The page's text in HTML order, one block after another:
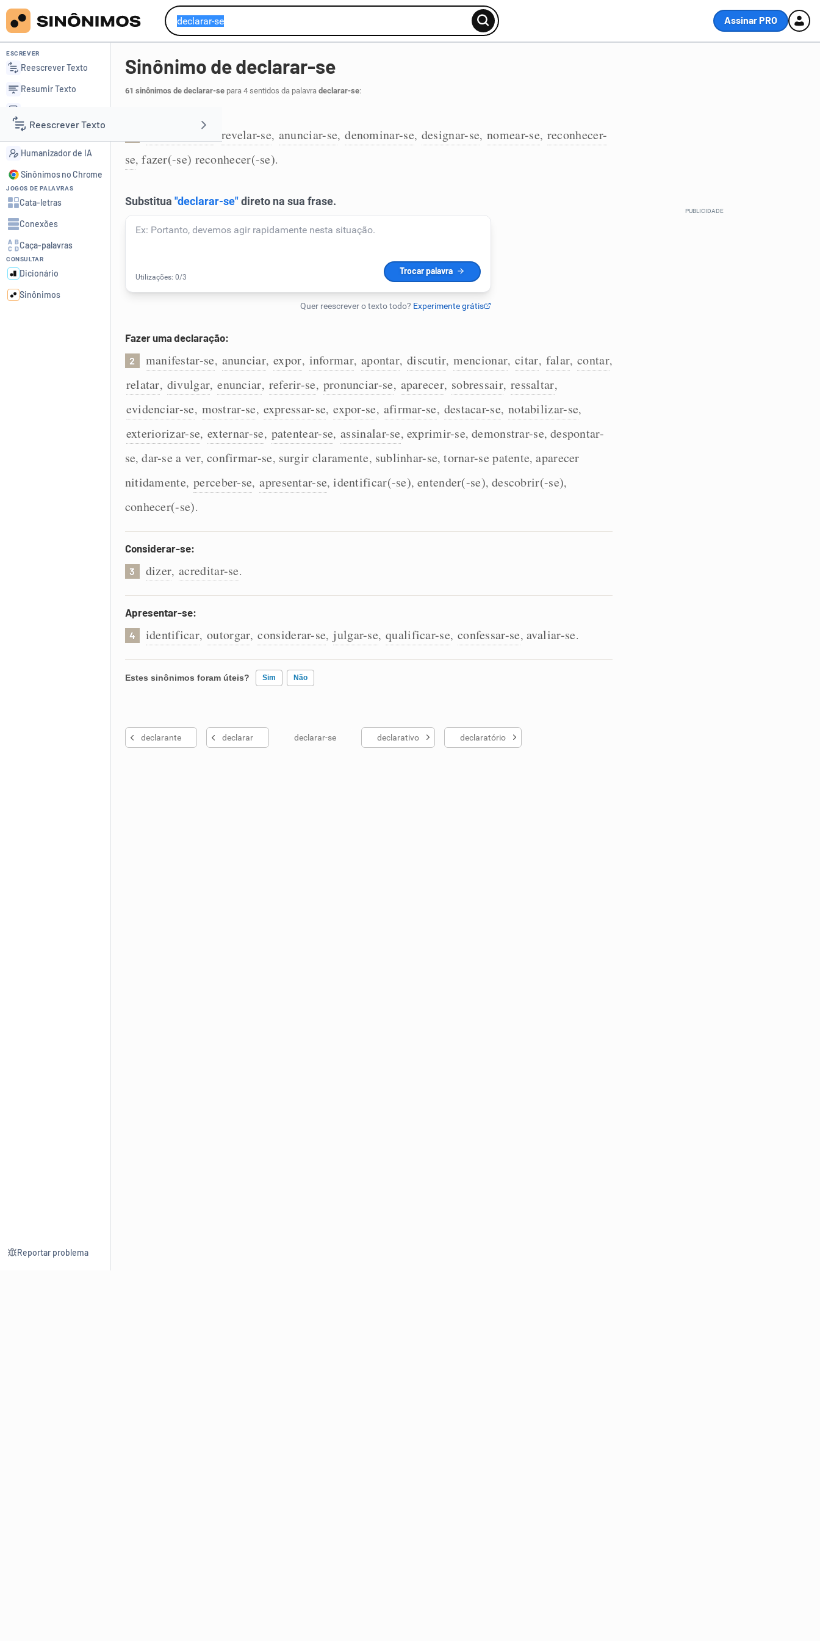
Assinar PRO
Reescrever Texto
Resumir Texto
Corrigir Texto
Detector de IA
Humanizador de IA
ESCREVER
Reescrever Texto
Resumir Texto
Detector de IA
Humanizador de IA
Sinônimos no Chrome
JOGOS DE PALAVRAS
Cata-letras
Conexões
Caça-palavras
CONSULTAR
Dicionário
Sinônimos
Reportar problema
Sinônimo de declarar-se
61 sinônimos de declarar-separa 4 sentidos da palavra declarar-se:
identificar-se revelar-se, anunciar-se, denominar-se, designar-se, nomear-se, reconhecer-
se,fazer(-se) reconhecer(-se).
Fazer uma declaração:
2 manifestar-se, anunciar, expor, informar, apontar, discutir, mencionar, citar, falar, contar,
relatar, divulgar, enunciar, referir-se, pronunciar-se, aparecer, sobressair, ressaltar,
evidenciar-se, mostrar-se, expressar-se, expor-se, afirmar-se, destacar-se, notabilizar-se,
exteriorizar-se, externar-se, patentear-se, assinalar-se, exprimir-se,demonstrar-se, despontar-
se,dar-se a ver, confirmar-se, surgir claramente, sublinhar-se,tornar-se patente,aparecer
nitidamente, perceber-se, apresentar-se,identificar(-se),entender(-se), descobrir(-se),
conhecer(-se).
Considerar-se:
3 dizer, acreditar-se.
Apresentar-se:
4 identificar, outorgar, considerar-se, julgar-se, qualificar-se, confessar-se, avaliar-se.
Estes sinônimos foram úteis? Sim Não
Nenhum dos sinônimos apresentados me ajudou
declarante declarar declarar-se declarativo declaratório